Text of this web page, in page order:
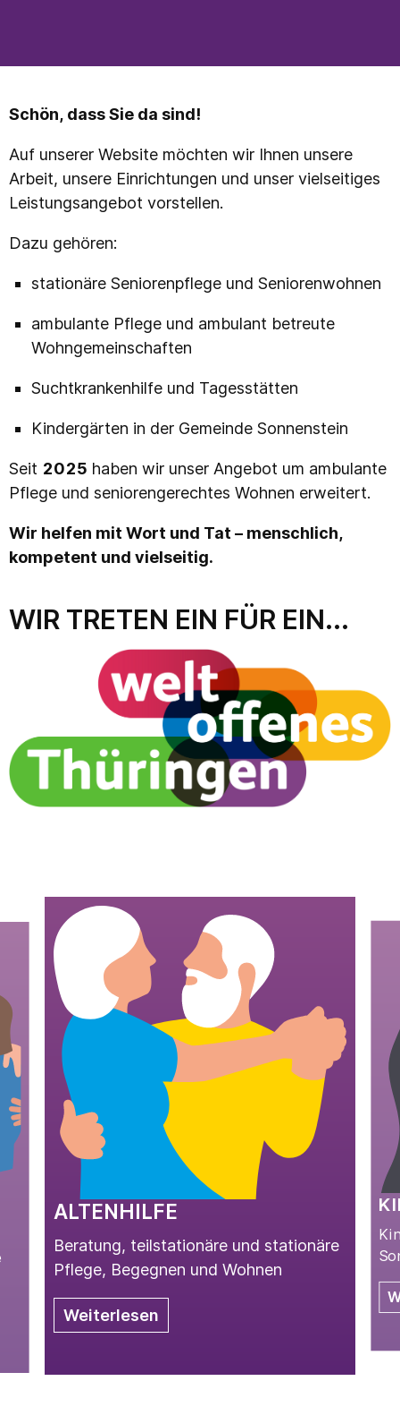
Schön, dass Sie da sind!
Auf unserer Website möchten wir Ihnen unsere
Arbeit, unsere Einrichtungen und unser vielseitiges
Leistungsangebot vorstellen.
Dazu gehören:
stationäre Seniorenpflege und Seniorenwohnen
ambulante Pflege und ambulant betreute
Wohngemeinschaften
Suchtkrankenhilfe und Tagesstätten
Kindergärten in der Gemeinde Sonnenstein
Seit 2025 haben wir unser Angebot um ambulante
Pflege und seniorengerechtes Wohnen erweitert.
Wir helfen mit Wort und Tat – menschlich,
kompetent und vielseitig.
WIR TRETEN EIN FÜR EIN...
ALTENHILFE
Beratung, teilstationäre und stationäre
Pflege, Begegnen und Wohnen
Weiterlesen